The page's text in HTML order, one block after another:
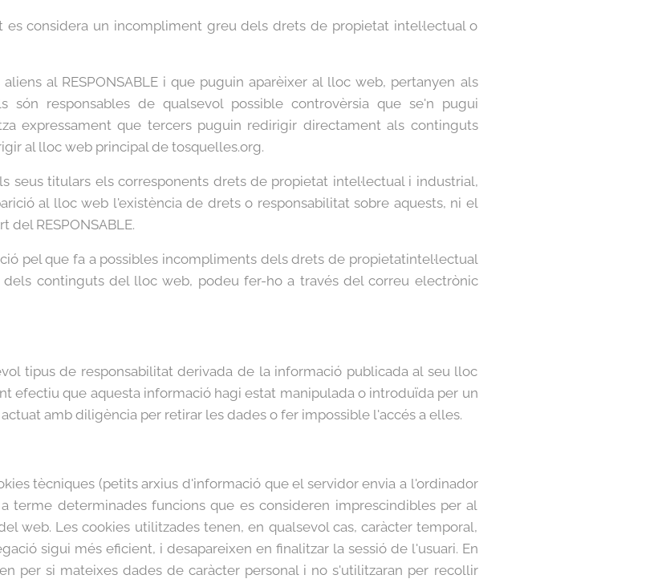
es considera un incompliment greu dels drets de propietat intel·lectual o
al RESPONSABLE i que puguin aparèixer al lloc web, pertanyen als
són responsables de qualsevol possible controvèrsia que se'n pugui
expressament que tercers puguin redirigir directament als continguts
al lloc web principal de tosquelles.org.
seus titulars els corresponents drets de propietat intel·lectual i industrial,
al lloc web l'existència de drets o responsabilitat sobre aquests, ni el
del RESPONSABLE.
pel que fa a possibles incompliments dels drets de propietatintel·lectual
continguts del lloc web, podeu fer-ho a través del correu electrònic
tipus de responsabilitat derivada de la informació publicada al seu lloc
efectiu que aquesta informació hagi estat manipulada o introduïda per un
amb diligència per retirar les dades o fer impossible l'accés a elles.
tècniques (petits arxius d'informació que el servidor envia a l'ordinador
terme determinades funcions que es consideren imprescindibles per al
web. Les cookies utilitzades tenen, en qualsevol cas, caràcter temporal,
sigui més eficient, i desapareixen en finalitzar la sessió de l'usuari. En
per si mateixes dades de caràcter personal i no s'utilitzaran per recollir